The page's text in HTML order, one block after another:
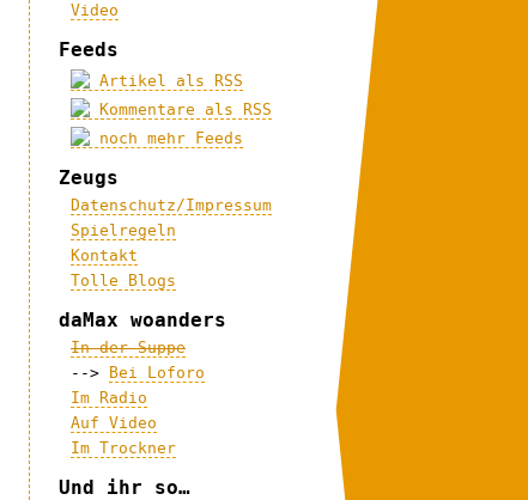
Video
Feeds
Artikel als RSS
Kommentare als RSS
noch mehr Feeds
Zeugs
Datenschutz/Impressum
Spielregeln
Kontakt
Tolle Blogs
daMax woanders
In der Suppe
-->
Bei Loforo
Im Radio
Auf Video
Im Trockner
Und ihr so…